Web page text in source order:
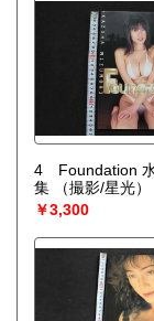
4 Foundation
集
（撮影/星光）
￥3,300